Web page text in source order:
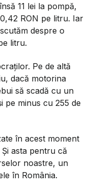
11 lei la pompă,
RON pe litru. Iar
despre o
litru.
Pe de altă
dacă motorina
să scadă cu un
pe minus cu 255 de
în acest moment
asta pentru că
noastre, un
în România.